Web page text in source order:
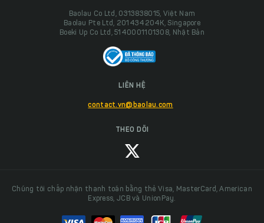
Baolau Co Ltd, 0313838015, Việt Nam
Baolau Pte Ltd, 201434204K, Singapore
Boeki Up Co Ltd, 5140001101308, Nhật Bản
LIÊN HỆ
contact.vn@baolau.com
THEO DÕI
Chúng tôi chấp nhận thanh toán bằng thẻ Visa, MasterCard, American
Express, JCB và UnionPay.